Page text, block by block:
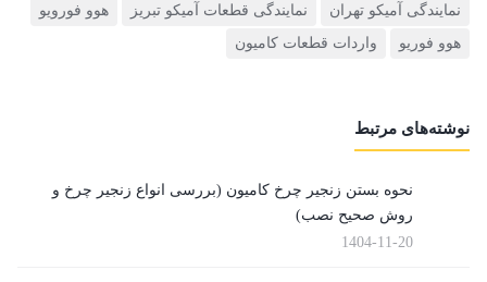
نمایندگی آمیکو تهران
نمایندگی قطعات آمیکو تبریز
هوو فورویو
هوو فوریو
واردات قطعات کامیون
نوشته‌های مرتبط
نحوه بستن زنجیر چرخ کامیون (بررسی انواع زنجیر چرخ و
روش صحیح نصب)
1404-11-20